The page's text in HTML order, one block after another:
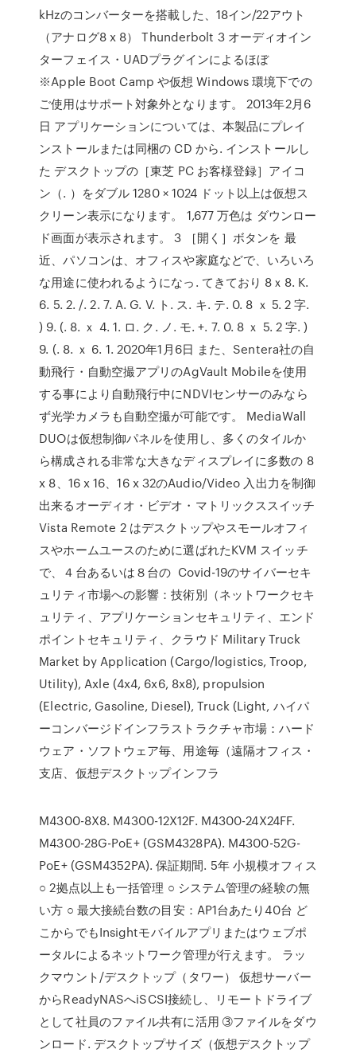
kHzのコンバーターを搭載した、18イン/22アウト
（アナログ8 x 8） Thunderbolt 3 オーディオイン
ターフェイス・UADプラグインによるほぼ
※Apple Boot Camp や仮想 Windows 環境下での
ご使用はサポート対象外となります。 2013年2月6
日 アプリケーションについては、本製品にプレイ
ンストールまたは同梱の CD から. インストールし
た デスクトップの［東芝 PC お客様登録］アイコ
ン（. ）をダブル 1280 × 1024 ドット以上は仮想ス
クリーン表示になります。 1,677 万色は ダウンロー
ド画面が表示されます。 3 ［開く］ボタンを 最
近、パソコンは、オフィスや家庭などで、いろいろ
な用途に使われるようになっ. てきており 8ｘ8. K.
6. 5. 2. /. 2. 7. A. G. V. ト. ス. キ. テ. 0. 8 ｘ 5. 2 字.
) 9. (. 8. ｘ 4. 1. ロ. ク. ノ. モ. +. 7. 0. 8 ｘ 5. 2 字. )
9. (. 8. ｘ 6. 1. 2020年1月6日 また、Sentera社の自
動飛行・自動空撮アプリのAgVault Mobileを使用
する事により自動飛行中にNDVIセンサーのみなら
ず光学カメラも自動空撮が可能です。 MediaWall
DUOは仮想制御パネルを使用し、多くのタイルか
ら構成される非常な大きなディスプレイに多数の 8
x 8、16 x 16、16 x 32のAudio/Video 入出力を制御
出来るオーディオ・ビデオ・マトリックススイッチ
Vista Remote 2 はデスクトップやスモールオフィ
スやホームユースのために選ばれたKVM スイッチ
で、４台あるいは８台の Covid-19のサイバーセキ
ュリティ市場への影響：技術別（ネットワークセキ
ュリティ、アプリケーションセキュリティ、エンド
ポイントセキュリティ、クラウド Military Truck
Market by Application (Cargo/logistics, Troop,
Utility), Axle (4x4, 6x6, 8x8), propulsion
(Electric, Gasoline, Diesel), Truck (Light, ハイパ
ーコンバージドインフラストラクチャ市場：ハード
ウェア・ソフトウェア毎、用途毎（遠隔オフィス・
支店、仮想デスクトップインフラ
M4300-8X8. M4300-12X12F. M4300-24X24FF.
M4300-28G-PoE+ (GSM4328PA). M4300-52G-
PoE+ (GSM4352PA). 保証期間. 5年 小規模オフィス
○ 2拠点以上も一括管理 ○ システム管理の経験の無
い方 ○ 最大接続台数の目安：AP1台あたり40台 ど
こからでもInsightモバイルアプリまたはウェブポ
ータルによるネットワーク管理が行えます。 ラッ
クマウント/デスクトップ（タワー） 仮想サーバー
からReadyNASへiSCSI接続し、リモートドライブ
として社員のファイル共有に活用 ➂ファイルをダウ
ンロード. デスクトップサイズ（仮想デスクトップ